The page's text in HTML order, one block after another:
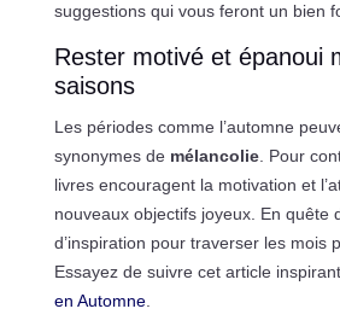
suggestions qui vous feront un bien
Rester motivé et épanoui
saisons
Les périodes comme l’automne
synonymes de mélancolie. Pour
livres encouragent la motivation et
nouveaux objectifs joyeux. En quête
d’inspiration pour traverser les mois
Essayez de suivre cet article
en Automne.